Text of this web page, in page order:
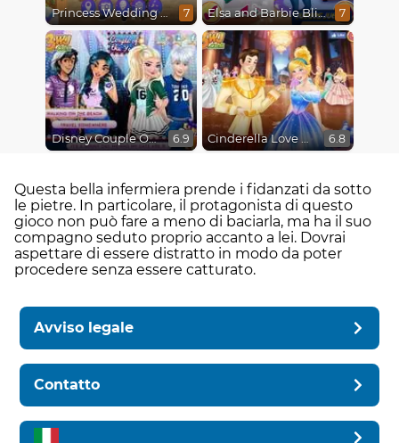
Princess Wedding Drama 7 Elsa and Barbie Blind Date 7
Disney Couple Of The Year 6.9 Cinderella Love On The Run 6.8
Questa bella infermiera prende i fidanzati da sotto
le pietre. In particolare, il protagonista di questo
gioco non può fare a meno di baciarla, ma ha il suo
compagno seduto proprio accanto a lei. Dovrai
aspettare di essere distratto in modo da poter
procedere senza essere catturato.
Avviso legale
Contatto